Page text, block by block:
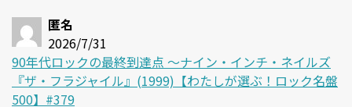
匿名
2026/7/31
90年代ロックの最終到達点 〜ナイン・インチ・ネイルズ
『ザ・フラジャイル』(1999)【わたしが選ぶ！ロック名盤
500】#379